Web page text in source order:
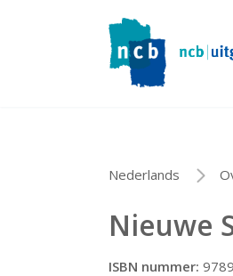
Nederlands
Nieuwe
ISBN nummer: